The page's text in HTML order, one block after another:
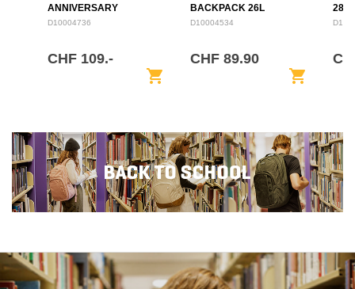
ANNIVERSARY
BACKPACK 28L
D10004736
CHF 109.-
shopping_cart
BACKPACK 26L
D10004534
CHF 89.90
shopping_cart
28L